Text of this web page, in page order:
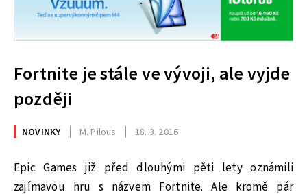
Fortnite je stále ve vývoji, ale vyjde
později
NOVINKY M. Pilous 18. 3. 2016
Epic Games již před dlouhými pěti lety oznámili
zajímavou hru s názvem Fortnite. Ale kromě pár